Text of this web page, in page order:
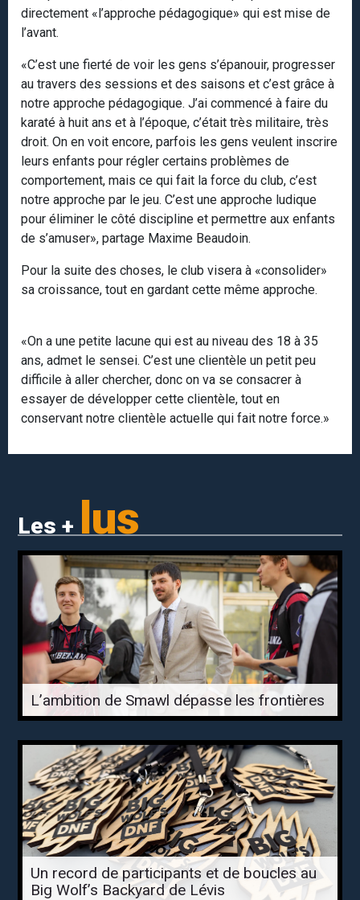
directement «l’approche pédagogique» qui est mise de
l’avant.
«C’est une fierté de voir les gens s’épanouir, progresser
au travers des sessions et des saisons et c’est grâce à
notre approche pédagogique. J’ai commencé à faire du
karaté à huit ans et à l’époque, c’était très militaire, très
droit. On en voit encore, parfois les gens veulent inscrire
leurs enfants pour régler certains problèmes de
comportement, mais ce qui fait la force du club, c’est
notre approche par le jeu. C’est une approche ludique
pour éliminer le côté discipline et permettre aux enfants
de s’amuser», partage Maxime Beaudoin.
Pour la suite des choses, le club visera à «consolider»
sa croissance, tout en gardant cette même approche.
«On a une petite lacune qui est au niveau des 18 à 35
ans, admet le sensei. C’est une clientèle un petit peu
difficile à aller chercher, donc on va se consacrer à
essayer de développer cette clientèle, tout en
conservant notre clientèle actuelle qui fait notre force.»
Les + lus
L’ambition de Smawl dépasse les frontières
Un record de participants et de boucles au
Big Wolf’s Backyard de Lévis